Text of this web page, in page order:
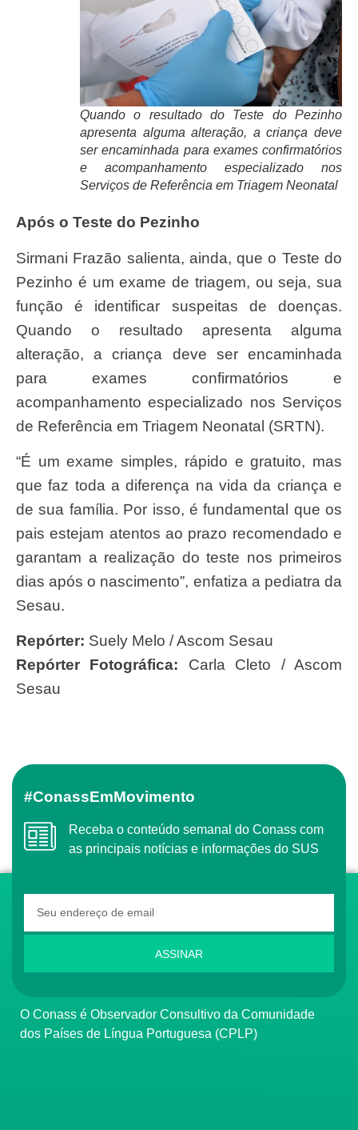
Quando o resultado do Teste do Pezinho
apresenta alguma alteração, a criança deve
ser encaminhada para exames confirmatórios
e acompanhamento especializado nos
Serviços de Referência em Triagem Neonatal
Após o Teste do Pezinho
Sirmani Frazão salienta, ainda, que o Teste do
Pezinho é um exame de triagem, ou seja, sua
função é identificar suspeitas de doenças.
Quando o resultado apresenta alguma
alteração, a criança deve ser encaminhada
para exames confirmatórios e
acompanhamento especializado nos Serviços
de Referência em Triagem Neonatal (SRTN).
“É um exame simples, rápido e gratuito, mas
que faz toda a diferença na vida da criança e
de sua família. Por isso, é fundamental que os
pais estejam atentos ao prazo recomendado e
garantam a realização do teste nos primeiros
dias após o nascimento”, enfatiza a pediatra da
Sesau.
Repórter: Suely Melo / Ascom Sesau
Repórter Fotográfica: Carla Cleto / Ascom
Sesau
#ConassEmMovimento
Receba o conteúdo semanal do Conass com
as principais notícias e informações do SUS
ASSINAR
O Conass é Observador Consultivo da Comunidade
dos Países de Língua Portuguesa (CPLP)